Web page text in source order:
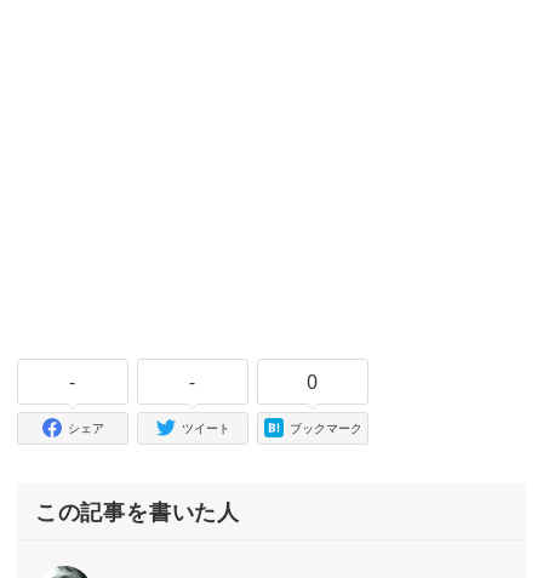
-
シェア
-
ツイート
0
ブックマーク
この記事を書いた人